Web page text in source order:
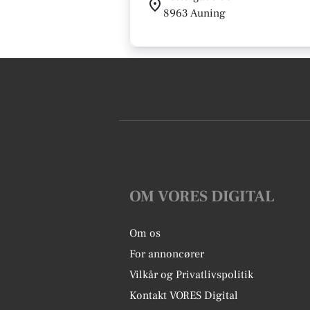
8963 Auning
OM VORES DIGITAL
Om os
For annoncører
Vilkår og Privatlivspolitik
Kontakt VORES Digital